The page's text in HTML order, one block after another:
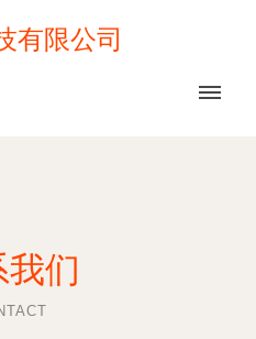
有限公司
们